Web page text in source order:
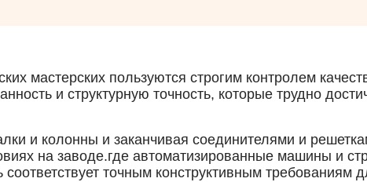
мастерских пользуются строгим контролем
и структурную точность, которые трудно
и колонны и заканчивая соединителями и
на заводе.где автоматизированные машины и
соответствует точным конструктивным требованиям